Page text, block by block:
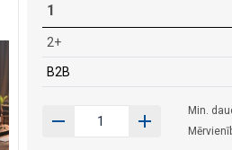
1
2+
B2B
Min.